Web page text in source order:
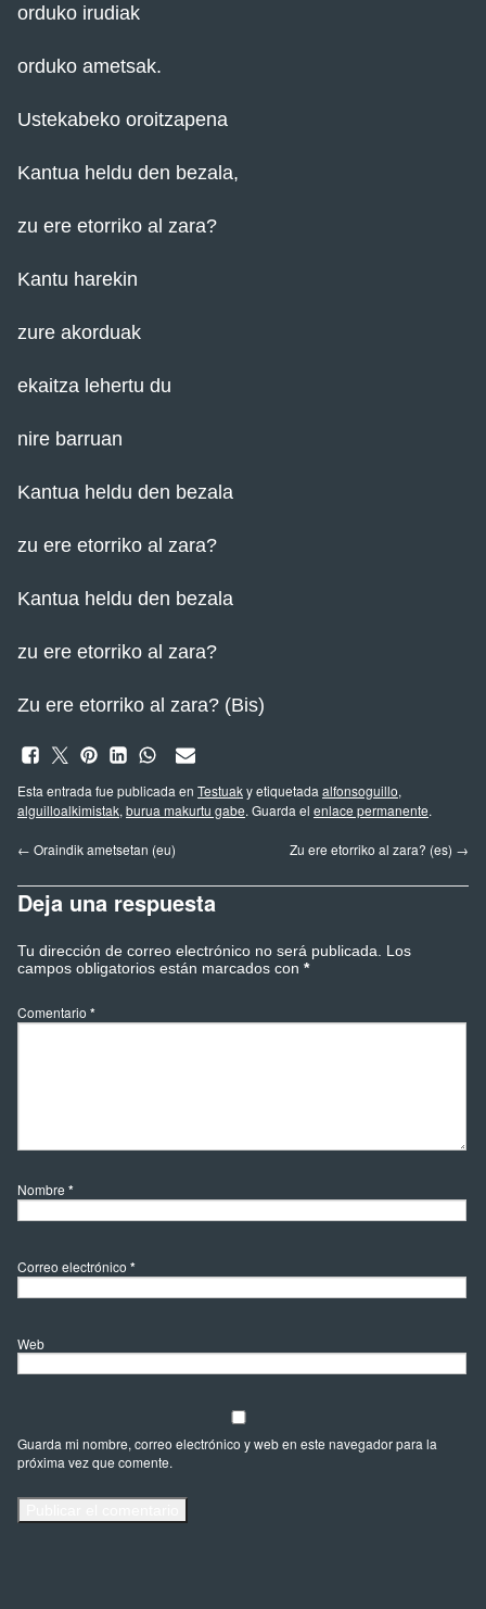
orduko irudiak
orduko ametsak.
Ustekabeko oroitzapena
Kantua heldu den bezala,
zu ere etorriko al zara?
Kantu harekin
zure akorduak
ekaitza lehertu du
nire barruan
Kantua heldu den bezala
zu ere etorriko al zara?
Kantua heldu den bezala
zu ere etorriko al zara?
Zu ere etorriko al zara? (Bis)
Esta entrada fue publicada en Testuaky etiquetada alfonsoguillo,
alguilloalkimistak, burua makurtu gabe. Guarda el enlace permanente.
← Oraindik ametsetan (eu) Zu ere etorriko al zara? (es) →
Deja una respuesta
Tu dirección de correo electrónico no será publicada.
Los
campos obligatorios están marcados con *
Comentario *
Nombre *
Correo electrónico *
Web
Guarda mi nombre, correo electrónico y web en este navegador para la
próxima vez que comente.